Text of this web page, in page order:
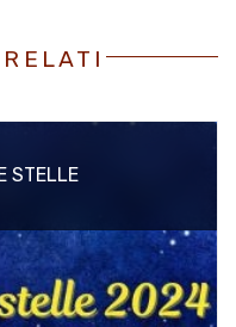
STELLE